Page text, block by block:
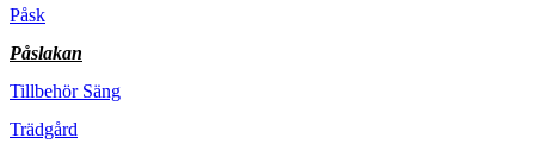
Påsk
Påslakan
Tillbehör Säng
Trädgård